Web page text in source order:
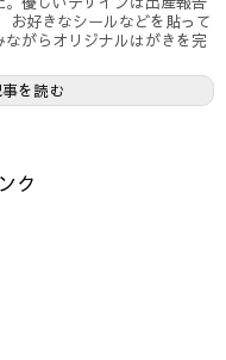
お好きなシールなどを貼って
がらオリジナルはがきを完
を読む
ク